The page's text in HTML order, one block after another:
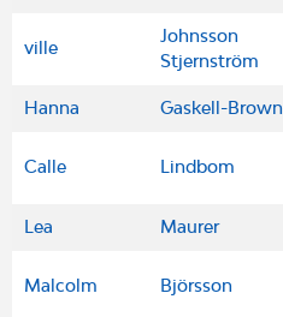
ville
Johnsson
Stjernström
Hanna Gaskell-Brown
Calle Lindbom
Lea Maurer
Malcolm Björsson